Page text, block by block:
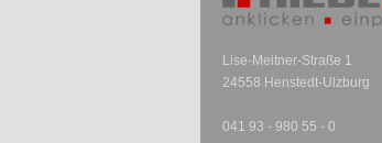
Lise-Meitner-Straße 1
24558 Henstedt-Ulzburg
041 93 - 980 55 - 0